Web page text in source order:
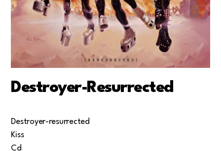
Destroyer-Resurrected
Destroyer-resurrected
Kiss
Cd